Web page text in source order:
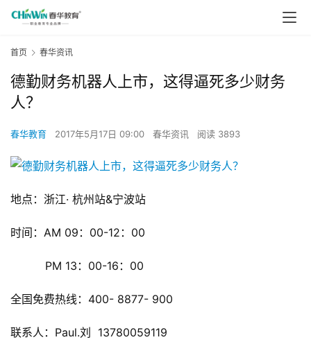
首页 春华资讯
德勤财务机器人上市，这得逼死多少财务
人？
春华教育 2017年5月17日 09:00 春华资讯 阅读 3893
地点：浙江· 杭州站&宁波站
时间：AM 09：00-12：00
PM 13：00-16：00
全国免费热线：400- 8877- 900
联系人：Paul.刘  13780059119